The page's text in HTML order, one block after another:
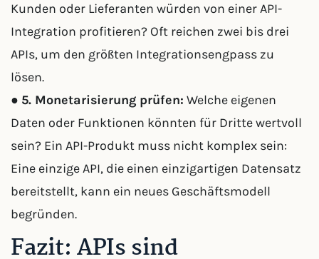
Kunden oder Lieferanten würden von einer API-
Integration profitieren? Oft reichen zwei bis drei
APIs, um den größten Integrationsengpass zu
lösen.
● 5. Monetarisierung prüfen: Welche eigenen
Daten oder Funktionen könnten für Dritte wertvoll
sein? Ein API-Produkt muss nicht komplex sein:
Eine einzige API, die einen einzigartigen Datensatz
bereitstellt, kann ein neues Geschäftsmodell
begründen.
Fazit: APIs sind